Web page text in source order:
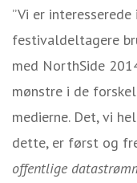
”Vi er
festivaldeltagere
med NorthSide
mønstre i de
medierne. Det, vi
dette, er først og
offentlige